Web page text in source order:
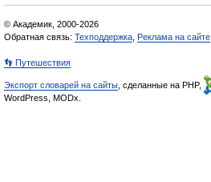
© Академик, 2000-2026
Обратная связь: Техподдержка Реклама на сайте
👣 Путешествия
Экспорт словарей на сайты , сделанные на PHP,
WordPress, MODx.